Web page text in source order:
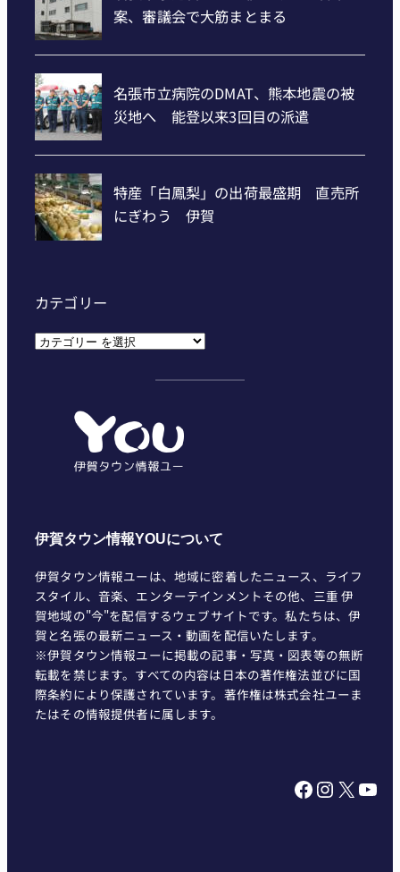
カテゴリー
カ
伊賀タウン情報YOUについて
伊賀タウン情報ユーは、地域に密着したニュース、ライフ
スタイル、音楽、エンターテインメントその他、三重 伊
賀地域の"今"を配信するウェブサイトです。私たちは、伊
賀と名張の最新ニュース・動画を配信いたします。
※伊賀タウン情報ユーに掲載の記事・写真・図表等の無断
転載を禁じます。すべての内容は日本の著作権法並びに国
際条約により保護されています。著作権は株式会社ユーま
たはその情報提供者に属します。
Facebook InstagramX YouTube